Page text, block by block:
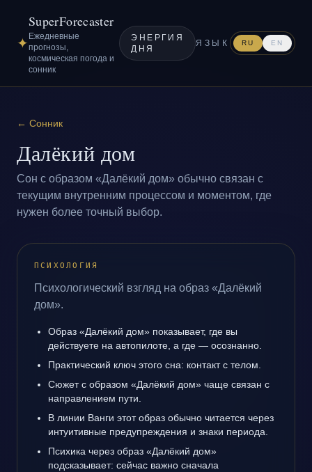
✦
SuperForecaster
Ежедневные
прогнозы,
космическая погода и
сонник
ЭНЕРГИЯ
ДНЯ
ЯЗЫК RU EN
← Сонник
Далёкий дом
Сон с образом «Далёкий дом» обычно связан с
текущим внутренним процессом и моментом, где
нужен более точный выбор.
ПСИХОЛОГИЯ
Психологический взгляд на образ «Далёкий
дом».
Образ «Далёкий дом» показывает, где вы
действуете на автопилоте, а где — осознанно.
Практический ключ этого сна: контакт с телом.
Сюжет с образом «Далёкий дом» чаще связан с
направлением пути.
В линии Ванги этот образ обычно читается через
интуитивные предупреждения и знаки периода.
Психика через образ «Далёкий дом»
подсказывает: сейчас важно сначала